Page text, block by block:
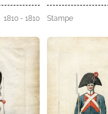
1810 - 1810 Stampe